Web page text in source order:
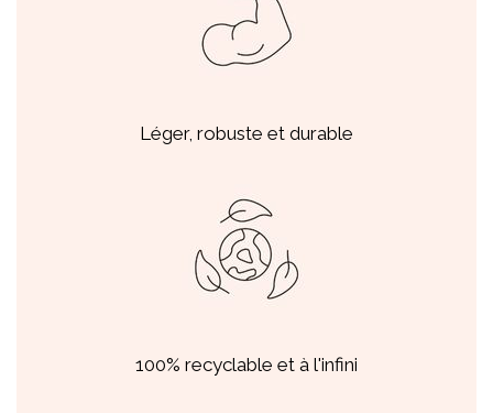
Léger, robuste et durable
100% recyclable et à l'infini